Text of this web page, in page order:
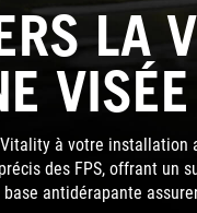
LA
à votre installation
des FPS, offrant un
antidérapante